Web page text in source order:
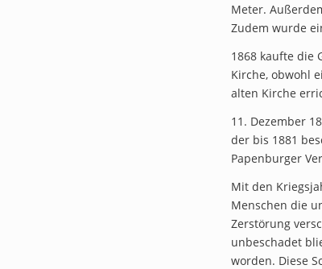
Meter.
Zudem wurde
1868 kaufte die
Kirche, obwohl
alten Kirche
11. Dezember
der bis 1881
Papenburger
Mit den
Menschen die
Zerstörung
unbeschadet
worden. Diese